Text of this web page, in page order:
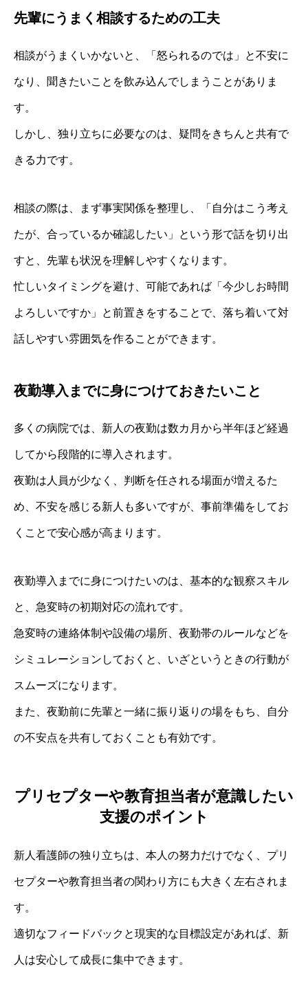
先輩にうまく相談するための工夫
相談がうまくいかないと、「怒られるのでは」と不安に
なり、聞きたいことを飲み込んでしまうことがありま
す。
しかし、独り立ちに必要なのは、疑問をきちんと共有で
きる力です。
相談の際は、まず事実関係を整理し、「自分はこう考え
たが、合っているか確認したい」という形で話を切り出
すと、先輩も状況を理解しやすくなります。
忙しいタイミングを避け、可能であれば「今少しお時間
よろしいですか」と前置きをすることで、落ち着いて対
話しやすい雰囲気を作ることができます。
夜勤導入までに身につけておきたいこと
多くの病院では、新人の夜勤は数カ月から半年ほど経過
してから段階的に導入されます。
夜勤は人員が少なく、判断を任される場面が増えるた
め、不安を感じる新人も多いですが、事前準備をしてお
くことで安心感が高まります。
夜勤導入までに身につけたいのは、基本的な観察スキル
と、急変時の初期対応の流れです。
急変時の連絡体制や設備の場所、夜勤帯のルールなどを
シミュレーションしておくと、いざというときの行動が
スムーズになります。
また、夜勤前に先輩と一緒に振り返りの場をもち、自分
の不安点を共有しておくことも有効です。
プリセプターや教育担当者が意識したい
支援のポイント
新人看護師の独り立ちは、本人の努力だけでなく、プリ
セプターや教育担当者の関わり方にも大きく左右されま
す。
適切なフィードバックと現実的な目標設定があれば、新
人は安心して成長に集中できます。